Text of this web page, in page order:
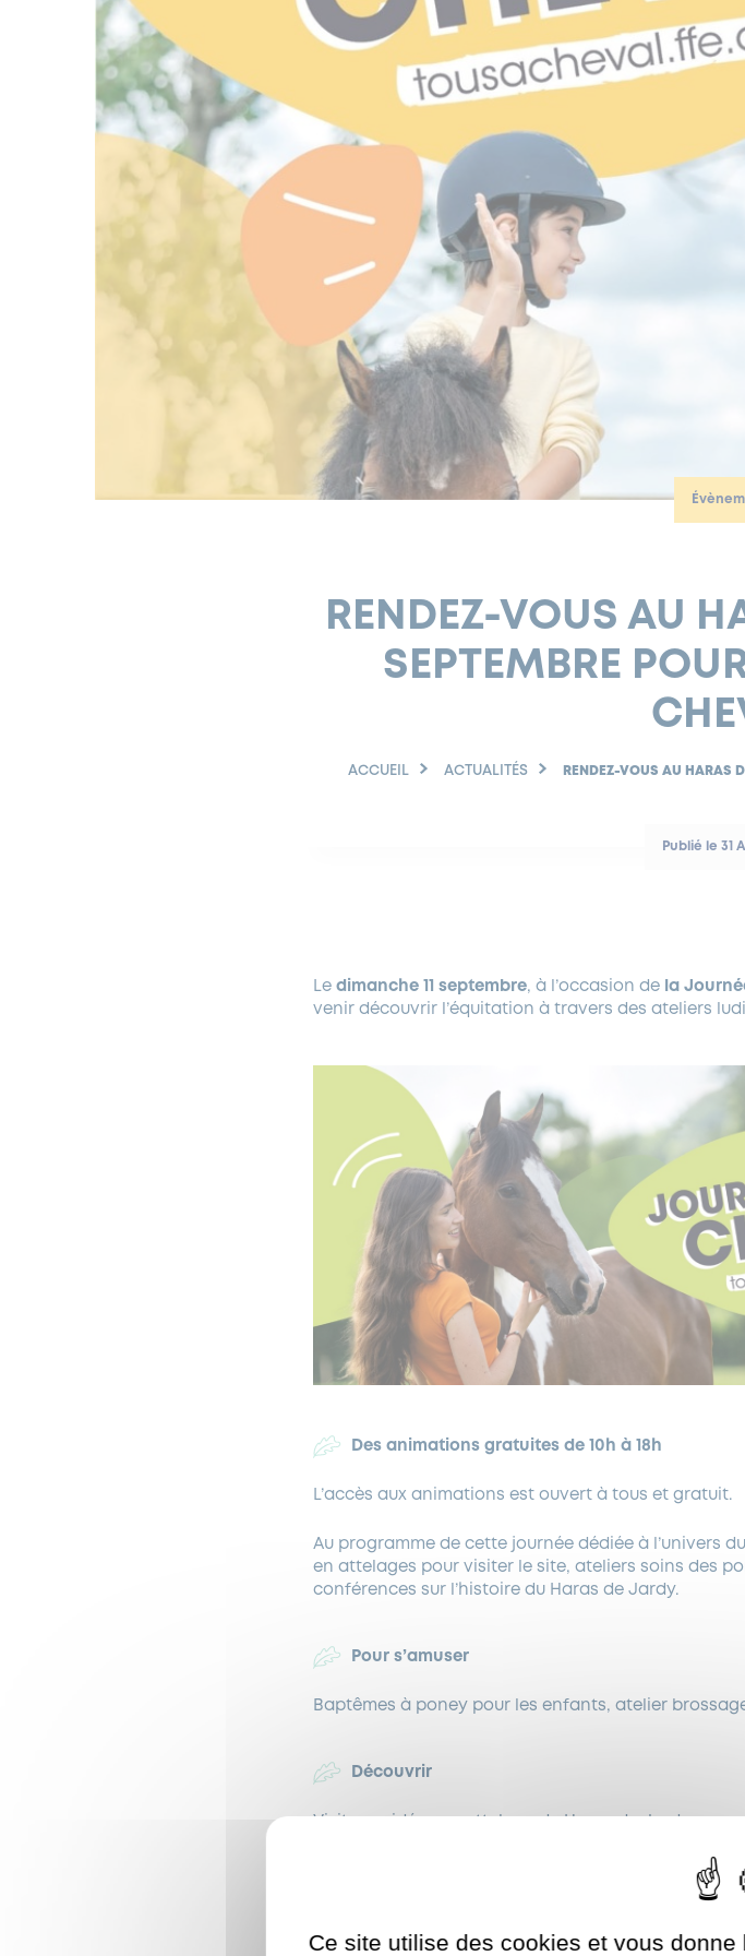
RENDEZ-VOUS AU
SEPTEMBRE
ACCUEIL ACTUALITÉS RENDEZ-VOUS AU HARAS
Publié le 31
Le dimanche 11 septembre, à l’occasion dela
venir découvrir l’équitation à travers des ateliers
Des animations gratuites de 10h à 18h
L’accès aux animations est ouvert à tous et gratuit.
Au programme de cette journée dédiée à l’univers
en attelages pour visiter le site, ateliers soins des
conférences sur l’histoire du Haras de Jardy.
Pour s’amuser
Baptêmes à poney pour les enfants, atelier
Découvrir
Ce site utilise des cookies et vous